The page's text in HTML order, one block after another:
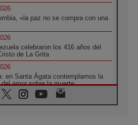
«la paz no se compra con una
celebraron los 416 años del
de La Grita
en Santa Ágata contemplamos la
amor sobre la muerte
visitará el Santuario de la Madre